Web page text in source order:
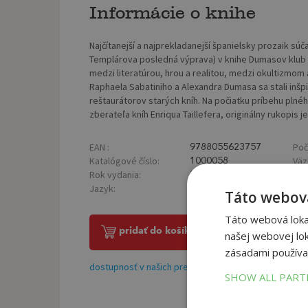
Informácie o knihe
Najčítanejší a najprekladanejší španielsky prozaik
Templárova posledná výprava) v knihe Dumasov
medzi literatúrou, hrou a realitou, medzi
Raphaela Sabatiniho a Alexandra Dumasa sa stali
reštaurátorov starých kníh. Na počiatku príbehu
zberateľa kníh Enriqua Taillefera, originálny rukopis
EAN : 9788055623757
Katalógové číslo: 1000058
Rok vydania: 2016
Jazyk:
pridať do košíka
dostupnosť v našich predajniach
Táto
Táto webová
našej webovej
zásadami
SHOW ALL